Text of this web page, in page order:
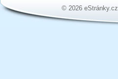
© 2026 eStránky.cz